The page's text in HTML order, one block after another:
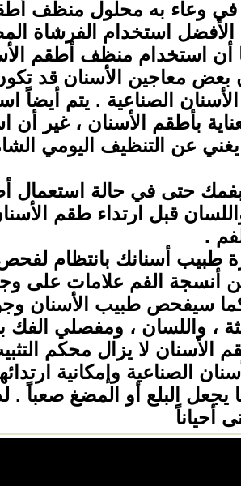
في وعاء به محلول منظف
الأفضل استخدام الفرشاة
أن استخدام منظف أطقم
بعض معاجين الأسنان قد
الصناعية . يتم أيضاً
بأطقم الأسنان ، غير
يغني عن التنظيف اليومي
بفمك حتى في حالة استعمال
قبل ارتداء طقم
.
طبيب أسنانك بانتظام
أنسجة الفم علامات على
سيفحص طبيب الأسنان
، واللسان ، ومفصلي
الأسنان لا يزال محكم
الصناعية وإمكانية
يجعل البلع أو المضغ صعباً .
أحياناً